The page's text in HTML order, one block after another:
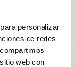
personalizar
de redes
web con